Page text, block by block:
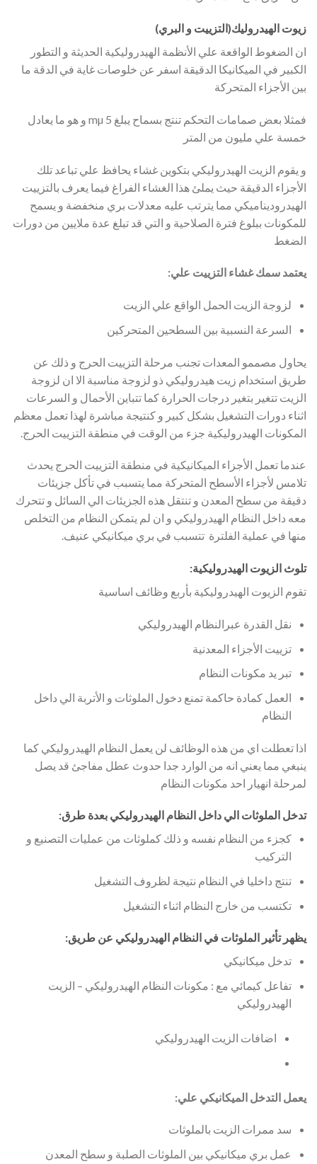
زيوت الهيدروليك(التزييت و البري)
ان الضغوط الواقعة علي الأنظمة الهيدروليكية الحديثة و التطور
الكبير في الميكانيكا الدقيقة اسفر عن خلوصات غاية في الدقة ما
بين الأجزاء المتحركة
فمثلا بعض صمامات التحكم تنتج بسماح يبلغ 5 mµ و هو ما يعادل
خمسة علي مليون من المتر
و يقوم الزيت الهيدروليكي بتكوين غشاء يحافظ علي تباعد تلك
الأجزاء الدقيقة حيث يملئ هذا الغشاء الفراغ فيما يعرف بالتزييت
الهيدروديناميكي مما يترتب عليه معدلات بري منخفضة و يسمح
للمكونات ببلوغ فترة الصلاحية و التي قد تبلغ عدة ملايين من دورات
الضغط
يعتمد سمك غشاء التزييت علي:
لزوجة الزيت الحمل الواقع علي الزيت
السرعة النسبية بين السطحين المتحركين
يحاول مصممو المعدات تجنب مرحلة التزييت الحرج و ذلك عن
طريق استخدام زيت هيدروليكي ذو لزوجة مناسبة الا ان لزوجة
الزيت تتغير بتغير درجات الحرارة كما تتباين الأحمال و السرعات
اثناء دورات التشغيل بشكل كبير و كنتيجة مباشرة لهذا تعمل معظم
المكونات الهيدروليكية جزء من الوقت في منطقة التزييت الحرج.
عندما تعمل الأجزاء الميكانيكية في منطقة التزييت الحرج يحدث
تلامس لأجزاء الأسطح المتحركة مما يتسبب في تأكل جزيئات
دقيقة من سطح المعدن و تنتقل هذه الجزيئات الي السائل و تتحرك
معه داخل النظام الهيدروليكي و ان لم يتمكن النظام من التخلص
منها في عملية الفلترة تتسبب في بري ميكانيكي عنيف.
تلوث الزيوت الهيدروليكية:
تقوم الزيوت الهيدروليكية بأربع وظائف اساسية
نقل القدرة عبرالنظام الهيدروليكي
تزييت الأجزاء المعدنية
تبر يد مكونات النظام
العمل كمادة حاكمة تمنع دخول الملوثات و الأتربة الي داخل
النظام
اذا تعطلت اي من هذه الوظائف لن يعمل النظام الهيدروليكي كما
ينبغي مما يعني انه من الوارد جدا حدوث عطل مفاجئ قد يصل
لمرحلة انهيار احد مكونات النظام
تدخل الملوثات الي داخل النظام الهيدروليكي بعدة طرق:
كجزء من النظام نفسه و ذلك كملوثات من عمليات التصنيع و
التركيب
تنتج داخليا في النظام نتيجة لظروف التشغيل
تكتسب من خارج النظام اثناء التشغيل
يظهر تأثير الملوثات في النظام الهيدروليكي عن طريق:
تدخل ميكانيكي
تفاعل كيمائي مع : مكونات النظام الهيدروليكي – الزيت
الهيدروليكي
اضافات الزيت الهيدروليكي
يعمل التدخل الميكانيكي علي:
سد ممرات الزيت بالملوثات
عمل بري ميكانيكي بين الملوثات الصلبة و سطح المعدن